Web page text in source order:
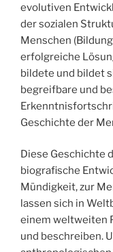
evolutiven
der sozialen
Menschen
erfolgreiche
bildete und bildet
begreifbare und
Geschichte der
Diese Geschichte
biografische
Mündigkeit, zur
lassen sich in
einem weltweiten
und beschreiben.